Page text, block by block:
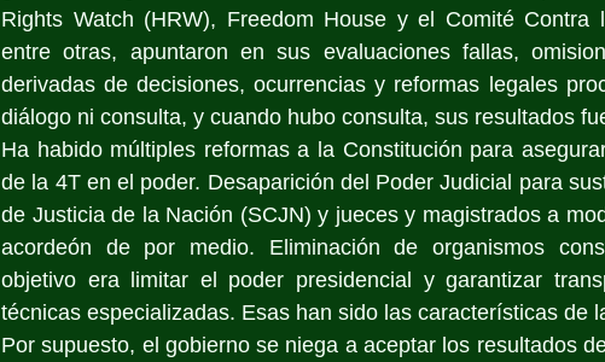
Rights Watch (HRW), Freedom House y el Comité Contra
entre otras, apuntaron en sus evaluaciones fallas,
derivadas de decisiones, ocurrencias y reformas legales
diálogo ni consulta, y cuando hubo consulta, sus resultados
Ha habido múltiples reformas a la Constitución para
de la 4T en el poder. Desaparición del Poder Judicial para
de Justicia de la Nación (SCJN) y jueces y magistrados a
acordeón de por medio. Eliminación de organismos
objetivo era limitar el poder presidencial y garantizar
técnicas especializadas. Esas han sido las características de
Por supuesto, el gobierno se niega a aceptar los resultados